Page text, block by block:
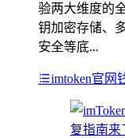
验两大维度的
钥加密存储、
安全等底...
imtoken官网